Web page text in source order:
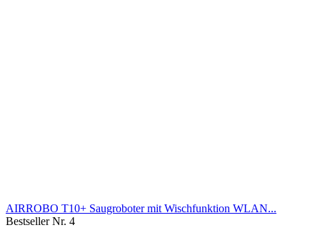
AIRROBO T10+ Saugroboter mit Wischfunktion WLAN...
Bestseller Nr. 4